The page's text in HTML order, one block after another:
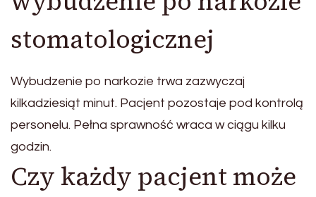
stomatologicznej
Wybudzenie po narkozie trwa zazwyczaj
kilkadziesiąt minut. Pacjent pozostaje pod kontrolą
personelu. Pełna sprawność wraca w ciągu kilku
godzin.
Czy każdy pacjent może